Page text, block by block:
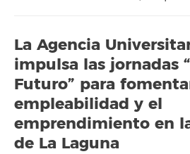
La Agencia
impulsa las jornadas
Futuro” para
empleabilidad y el
emprendimiento en
de La Laguna